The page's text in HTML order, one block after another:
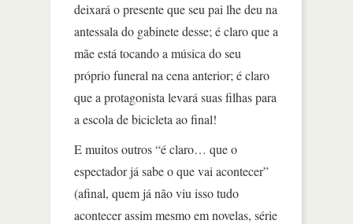
deixará o presente que seu pai lhe deu na
antessala do gabinete desse; é claro que a
mãe está tocando a música do seu
próprio funeral na cena anterior; é claro
que a protagonista levará suas filhas para
a escola de bicicleta ao final!
E muitos outros “é claro… que o
espectador já sabe o que vai acontecer”
(afinal, quem já não viu isso tudo
acontecer assim mesmo em novelas, série